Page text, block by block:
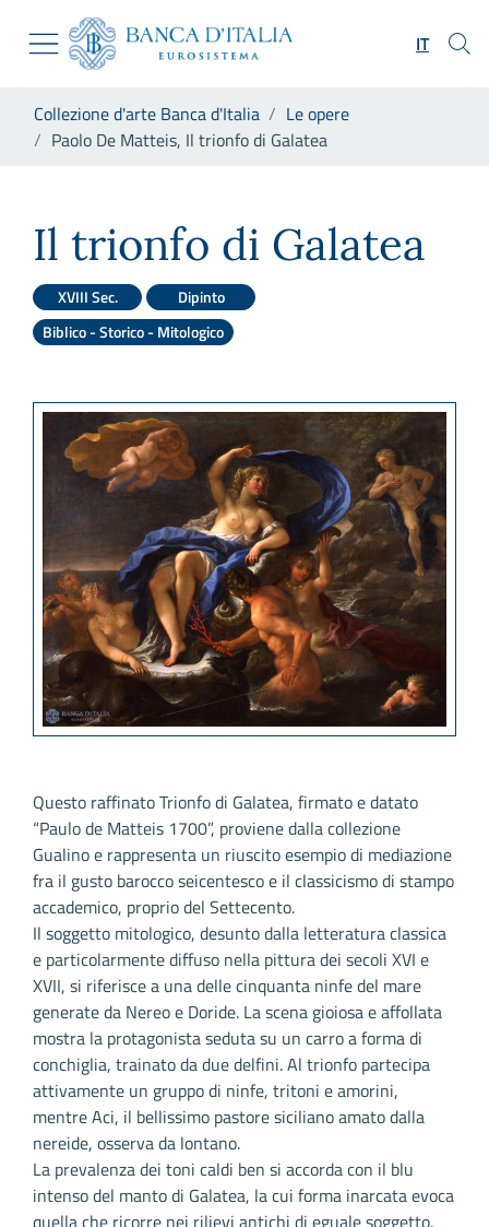
Skip to Main Content
Vai al sito istituzionale
Vai al menu di navigazione
Vai alla ricerca
Vai al footer
IT
Collezione d'arte Banca d'Italia
Le opere
Paolo De Matteis, Il trionfo di Galatea
Il trionfo di Galatea
XVIII Sec.
Dipinto
Biblico - Storico - Mitologico
Questo raffinato Trionfo di Galatea, firmato e datato
“Paulo de Matteis 1700”, proviene dalla collezione
Gualino e rappresenta un riuscito esempio di mediazione
fra il gusto barocco seicentesco e il classicismo di stampo
accademico, proprio del Settecento.
Il soggetto mitologico, desunto dalla letteratura classica
e particolarmente diffuso nella pittura dei secoli XVI e
XVII, si riferisce a una delle cinquanta ninfe del mare
generate da Nereo e Doride. La scena gioiosa e affollata
mostra la protagonista seduta su un carro a forma di
conchiglia, trainato da due delfini. Al trionfo partecipa
attivamente un gruppo di ninfe, tritoni e amorini,
mentre Aci, il bellissimo pastore siciliano amato dalla
nereide, osserva da lontano.
La prevalenza dei toni caldi ben si accorda con il blu
intenso del manto di Galatea, la cui forma inarcata evoca